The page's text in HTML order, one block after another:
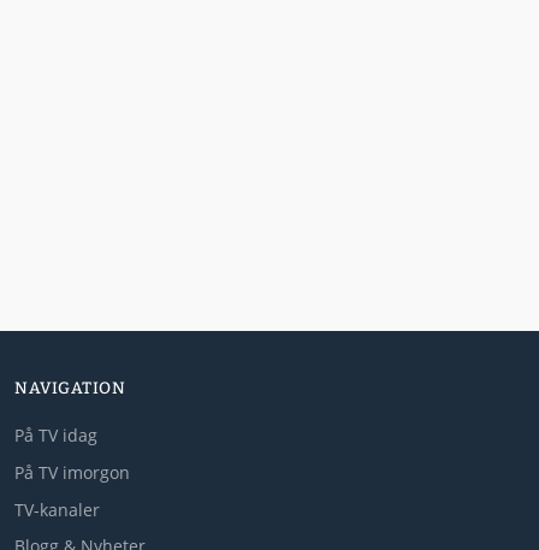
NAVIGATION
På TV idag
På TV imorgon
TV-kanaler